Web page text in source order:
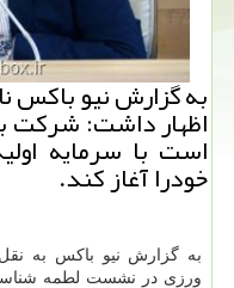
به گزارش نیو باكس
اظهار داشت: شركت
خودرا آغاز كند.
به گزارش نیو باکس به نقل
ورزی در نشست لطمه